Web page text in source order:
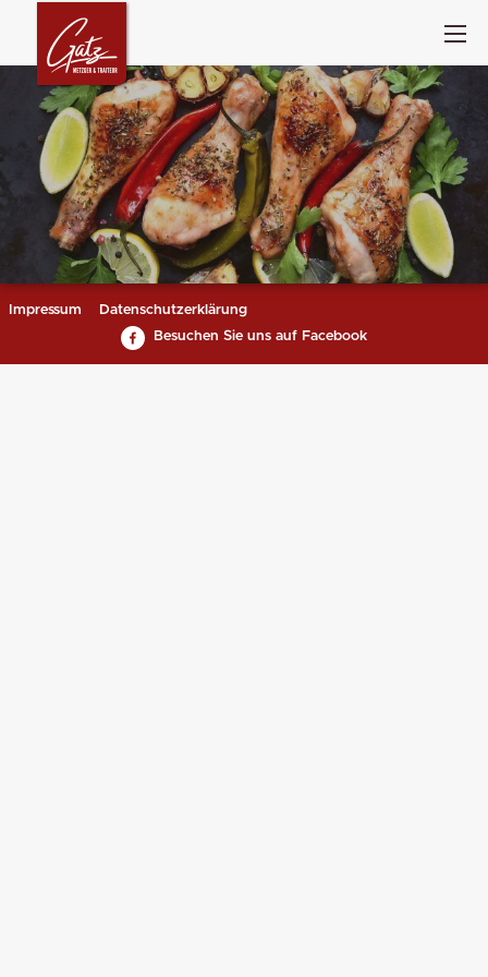
Impressum
Datenschutzerklärung
Besuchen Sie uns auf Facebook